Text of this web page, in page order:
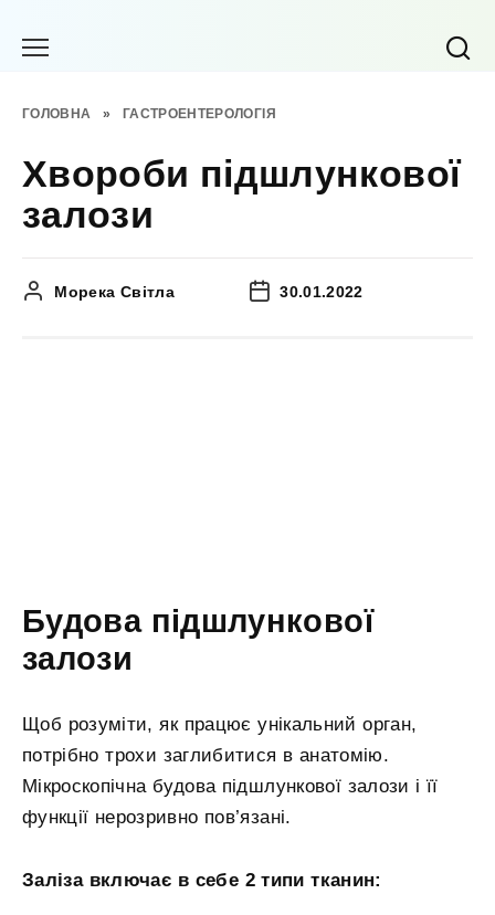
ГОЛОВНА » ГАСТРОЕНТЕРОЛОГІЯ
Хвороби підшлункової
залози
Морека Світла 30.01.2022
Будова підшлункової
залози
Щоб розуміти, як працює унікальний орган,
потрібно трохи заглибитися в анатомію.
Мікроскопічна будова підшлункової залози і її
функції нерозривно пов’язані.
Заліза включає в себе 2 типи тканин: